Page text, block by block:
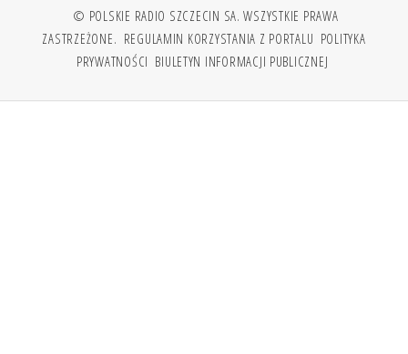
© POLSKIE RADIO SZCZECIN SA. WSZYSTKIE PRAWA
ZASTRZEŻONE. REGULAMIN KORZYSTANIA Z PORTALU POLITYKA
PRYWATNOŚCI BIULETYN INFORMACJI PUBLICZNEJ